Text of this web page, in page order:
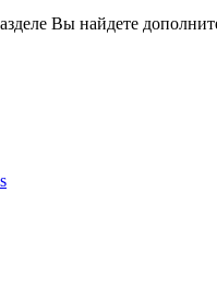
Вы найдете